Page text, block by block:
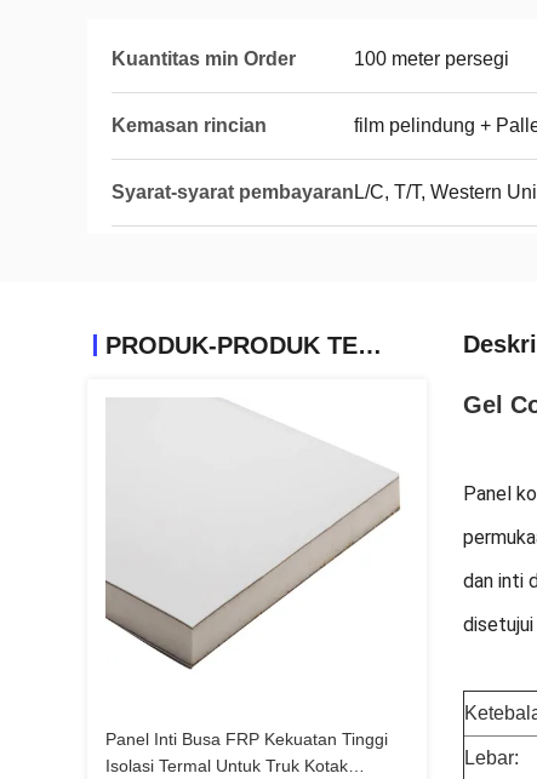
Kuantitas min Order 100 meter persegi
Kemasan rincian film pelindung +
Syarat-syarat pembayaran L/C, T/T, Western
PRODUK-PRODUK TERKAIT
Panel Inti Busa FRP Kekuatan Tinggi
Isolasi Termal Untuk Truk Kotak
Gel
Panel
dan inti
disetujui
Lebar: